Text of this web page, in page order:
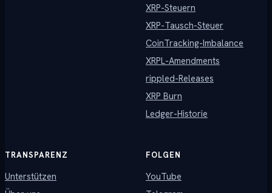
XRP-Steuern
XRP-Tausch-Steuer
CoinTracking-Imbalance
XRPL-Amendments
rippled-Releases
XRP Burn
Ledger-Historie
TRANSPARENZ
Unterstützen
FOLGEN
YouTube